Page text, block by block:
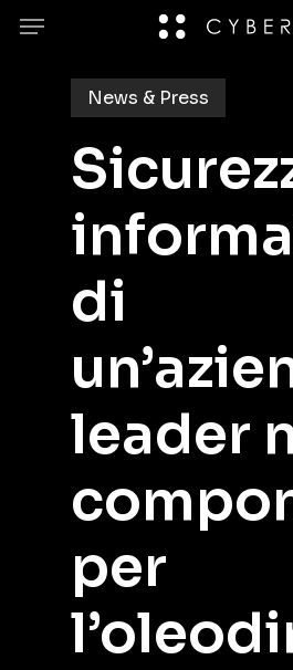
SkipMenu
News & Press
di
leader
per